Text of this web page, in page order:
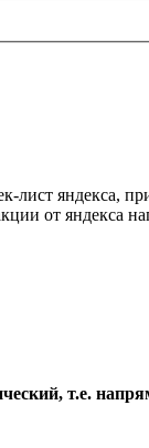
яндекса,
от
т.е.